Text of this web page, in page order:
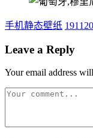
手机静态壁纸 191120
Leave a Reply
Your email address